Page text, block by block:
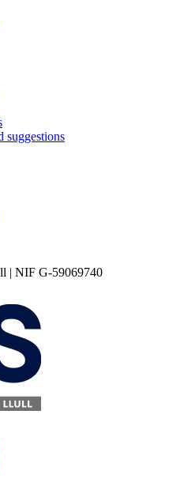
suggestions
| NIF G-59069740